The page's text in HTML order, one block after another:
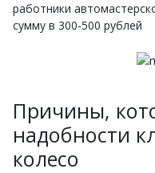
работники
сумму в 300-500 рублей
Причины,
надобности
колесо